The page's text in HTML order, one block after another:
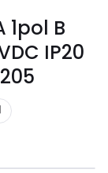
1pol B
IP20